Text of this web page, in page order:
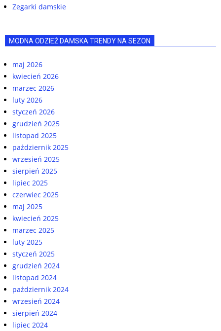
Zegarki damskie
MODNA ODZIEŻ DAMSKA TRENDY NA SEZON
maj 2026
kwiecień 2026
marzec 2026
luty 2026
styczeń 2026
grudzień 2025
listopad 2025
październik 2025
wrzesień 2025
sierpień 2025
lipiec 2025
czerwiec 2025
maj 2025
kwiecień 2025
marzec 2025
luty 2025
styczeń 2025
grudzień 2024
listopad 2024
październik 2024
wrzesień 2024
sierpień 2024
lipiec 2024